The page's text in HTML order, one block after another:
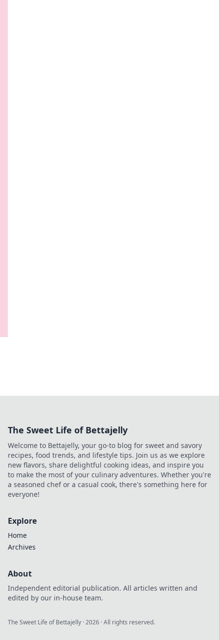
The Sweet Life of Bettajelly
Welcome to Bettajelly, your go-to blog for sweet and savory
recipes, food trends, and lifestyle tips. Join us as we explore
new flavors, share delightful cooking ideas, and inspire you
to make the most of your culinary adventures. Whether you're
a seasoned chef or a casual cook, there's something here for
everyone!
Explore
Home
Archives
About
Independent editorial publication. All articles written and
edited by our in-house team.
The Sweet Life of Bettajelly ·2026 · All rights reserved.